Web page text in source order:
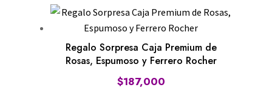
Regalo Sorpresa Caja Premium de
Rosas, Espumoso y Ferrero Rocher
$187,000